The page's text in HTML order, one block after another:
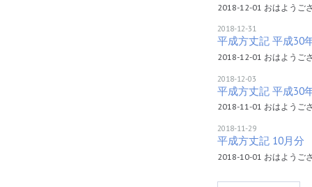
2018-12-01 おはようご
2018-12-31
平成方丈記 平成30
2018-12-01 おはようご
2018-12-03
平成方丈記 平成30
2018-11-01 おはようご
2018-11-29
平成方丈記 10月分
2018-10-01 おはようご